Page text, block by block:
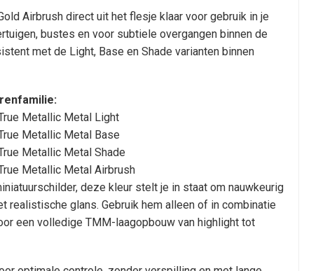
Airbrush direct uit het flesje klaar voor gebruik in je
bustes en voor subtiele overgangen binnen de
met de Light, Base en Shade varianten binnen
Metallic Metal Light
Metallic Metal Base
Metallic Metal Shade
Metallic Metal Airbrush
deze kleur stelt je in staat om nauwkeurig
realistische glans. Gebruik hem alleen of in combinatie
een volledige TMM-laagopbouw van highlight tot